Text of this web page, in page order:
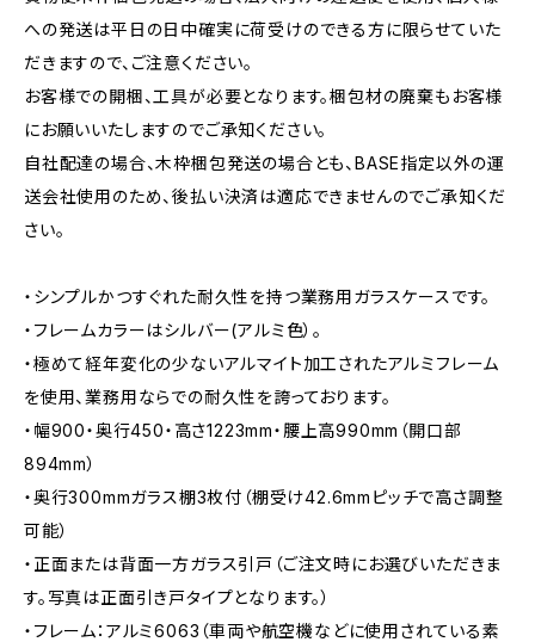
への発送は平日の日中確実に荷受けのできる方に限らせていた
だきますので、ご注意ください。
お客様での開梱、工具が必要となります。梱包材の廃棄もお客様
にお願いいたしますのでご承知ください。
自社配達の場合、木枠梱包発送の場合とも、BASE指定以外の運
送会社使用のため、後払い決済は適応できませんのでご承知くだ
さい。
・シンプルかつすぐれた耐久性を持つ業務用ガラスケースです。
・フレームカラーはシルバー(アルミ色）。
・極めて経年変化の少ないアルマイト加工されたアルミフレーム
を使用、業務用ならでの耐久性を誇っております。
・幅900・奥行450・高さ1223mm・腰上高990mm（開口部
894mm）
・奥行300mmガラス棚3枚付（棚受け42.6mmピッチで高さ調整
可能）
・正面または背面一方ガラス引戸（ご注文時にお選びいただきま
す。写真は正面引き戸タイプとなります。）
・フレーム：アルミ6063（車両や航空機などに使用されている素